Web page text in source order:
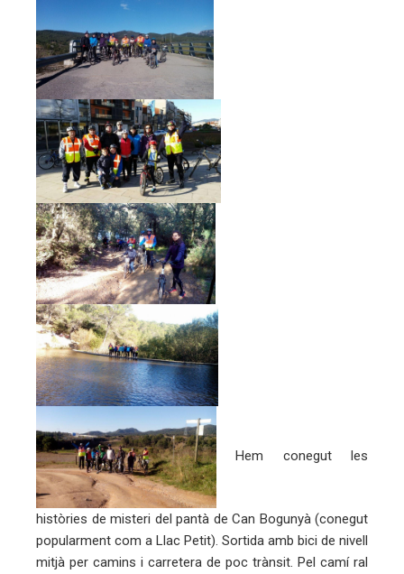
Hem conegut les
històries de misteri del pantà de Can Bogunyà (conegut
popularment com a Llac Petit). Sortida amb bici de nivell
mitjà per camins i carretera de poc trànsit. Pel camí ral